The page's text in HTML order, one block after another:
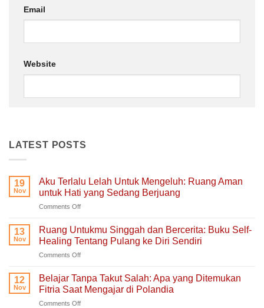
Email
Website
LATEST POSTS
19
Nov
Aku Terlalu Lelah Untuk Mengeluh: Ruang Aman
untuk Hati yang Sedang Berjuang
Comments Offon
Terlalu
Untuk
Mengeluh:
Aman
untuk
13
Nov
Ruang Untukmu Singgah dan Bercerita: Buku Self-
Healing Tentang Pulang ke Diri Sendiri
Comments Offon
Untukmu
Singgah
dan
Bercerita:
12
Nov
Belajar Tanpa Takut Salah: Apa yang Ditemukan
Fitria Saat Mengajar di Polandia
Comments Offon